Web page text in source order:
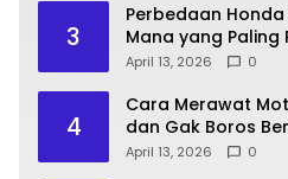
3
Perbedaan Honda
Mana yang Paling
April 13, 2026 0
4
Cara Merawat
dan Gak Boros
April 13, 2026 0